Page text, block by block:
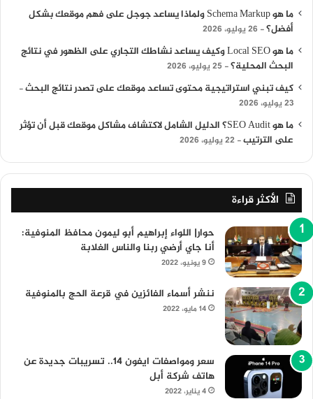
ما هو Schema Markup ولماذا يساعد جوجل على فهم موقعك بشكل
أفضل؟
26 يوليو، 2026
ما هو Local SEO وكيف يساعد نشاطك التجاري على الظهور في نتائج
البحث المحلية؟
25 يوليو، 2026
كيف تبني استراتيجية محتوى تساعد موقعك على تصدر نتائج البحث
23 يوليو، 2026
ما هو SEO Audit؟ الدليل الشامل لاكتشاف مشاكل موقعك قبل أن تؤثر
على الترتيب 22 يوليو، 2026
الأكثر قراءة
حوار| اللواء إبراهيم أبو ليمون محافظ المنوفية:
أنا جاي أرضي ربنا والناس الغلابة
9 يونيو، 2022
ننشر أسماء الفائزين في قرعة الحج بالمنوفية
14 مايو، 2022
سعر ومواصفات ايفون 14.. تسريبات جديدة عن
هاتف شركة أبل
4 يناير، 2022